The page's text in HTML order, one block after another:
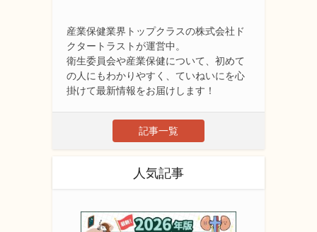
産業保健業界トップクラスの株式会社ド
クタートラストが運営中。
衛生委員会や産業保健について、初めて
の人にもわかりやすく、ていねいにを心
掛けて最新情報をお届けします！
記事一覧
人気記事